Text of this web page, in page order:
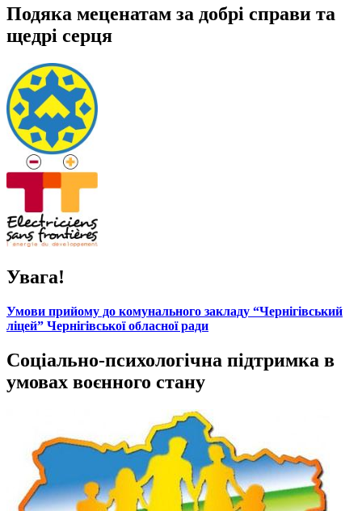
Подяка меценатам за добрі справи та
щедрі серця
Увага!
Умови прийому до комунального закладу “Чернігівський
ліцей” Чернігівської обласної ради
Соціально-психологічна підтримка в
умовах воєнного стану